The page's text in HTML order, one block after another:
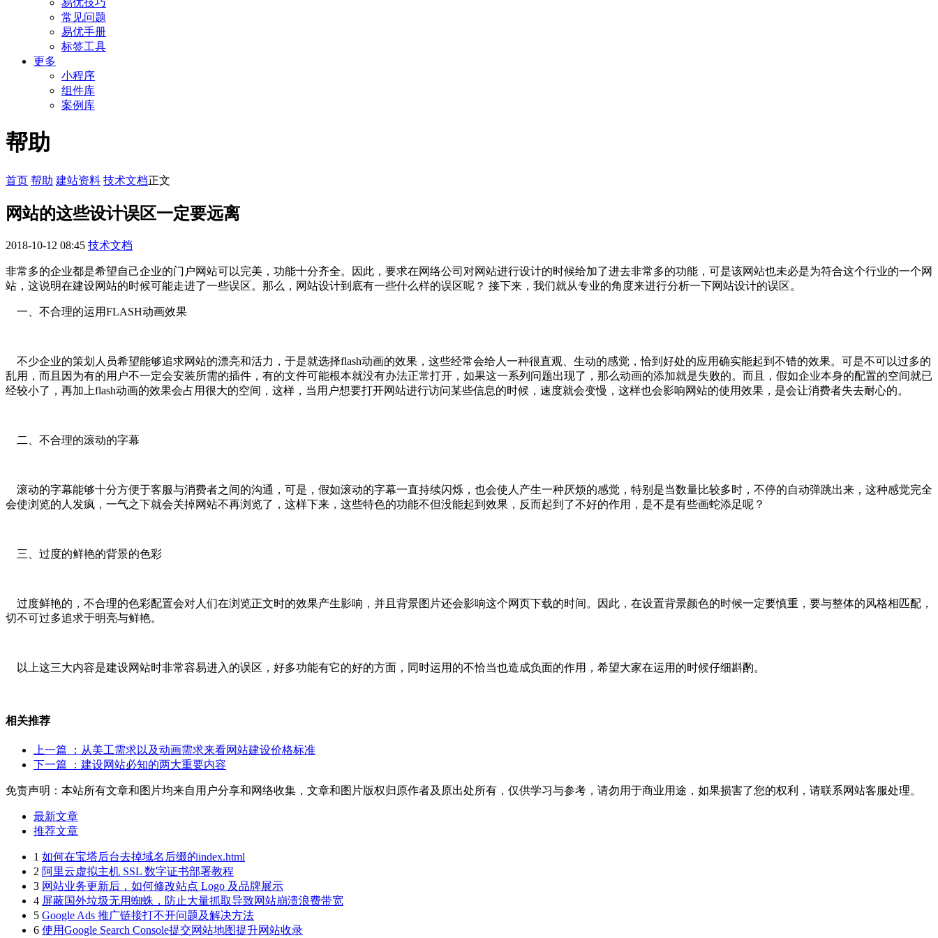
易优技巧
常见问题
易优手册
标签工具
更多
小程序
组件库
案例库
帮助
首页 帮助 建站资料 技术文档正文
网站的这些设计误区一定要远离
2018-10-12 08:45 技术文档
非常多的企业都是希望自己企业的门户网站可以完美，功能十分齐全。因此，要求在网络公司对网站进行设计的时候给加了进去非常多的功能，可是该网站也未必是为符合这个行业的一个网
站，这说明在建设网站的时候可能走进了一些误区。那么，网站设计到底有一些什么样的误区呢？ 接下来，我们就从专业的角度来进行分析一下网站设计的误区。
一、不合理的运用FLASH动画效果
不少企业的策划人员希望能够追求网站的漂亮和活力，于是就选择flash动画的效果，这些经常会给人一种很直观、生动的感觉，恰到好处的应用确实能起到不错的效果。可是不可以过多的
乱用，而且因为有的用户不一定会安装所需的插件，有的文件可能根本就没有办法正常打开，如果这一系列问题出现了，那么动画的添加就是失败的。而且，假如企业本身的配置的空间就已
经较小了，再加上flash动画的效果会占用很大的空间，这样，当用户想要打开网站进行访问某些信息的时候，速度就会变慢，这样也会影响网站的使用效果，是会让消费者失去耐心的。
二、不合理的滚动的字幕
滚动的字幕能够十分方便于客服与消费者之间的沟通，可是，假如滚动的字幕一直持续闪烁，也会使人产生一种厌烦的感觉，特别是当数量比较多时，不停的自动弹跳出来，这种感觉完全
会使浏览的人发疯，一气之下就会关掉网站不再浏览了，这样下来，这些特色的功能不但没能起到效果，反而起到了不好的作用，是不是有些画蛇添足呢？
三、过度的鲜艳的背景的色彩
过度鲜艳的，不合理的色彩配置会对人们在浏览正文时的效果产生影响，并且背景图片还会影响这个网页下载的时间。因此，在设置背景颜色的时候一定要慎重，要与整体的风格相匹配，
切不可过多追求于明亮与鲜艳。
以上这三大内容是建设网站时非常容易进入的误区，好多功能有它的好的方面，同时运用的不恰当也造成负面的作用，希望大家在运用的时候仔细斟酌。
相关推荐
上一篇
：从美工需求以及动画需求来看网站建设价格标准
下一篇
：建设网站必知的两大重要内容
免责声明：本站所有文章和图片均来自用户分享和网络收集，文章和图片版权归原作者及原出处所有，仅供学习与参考，请勿用于商业用途，如果损害了您的权利，请联系网站客服处理。
最新文章
推荐文章
1 如何在宝塔后台去掉域名后缀的index.html
2 阿里云虚拟主机 SSL 数字证书部署教程
3 网站业务更新后，如何修改站点 Logo 及品牌展示
4 屏蔽国外垃圾无用蜘蛛，防止大量抓取导致网站崩溃浪费带宽
5 Google Ads 推广链接打不开问题及解决方法
6 使用Google Search Console提交网站地图提升网站收录